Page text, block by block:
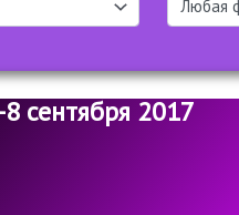
сентября 2017